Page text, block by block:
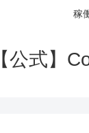
稼
【公式】